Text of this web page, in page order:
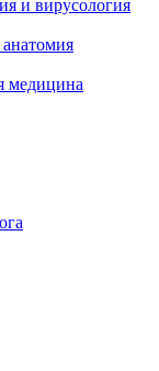
и вирусология
медицина